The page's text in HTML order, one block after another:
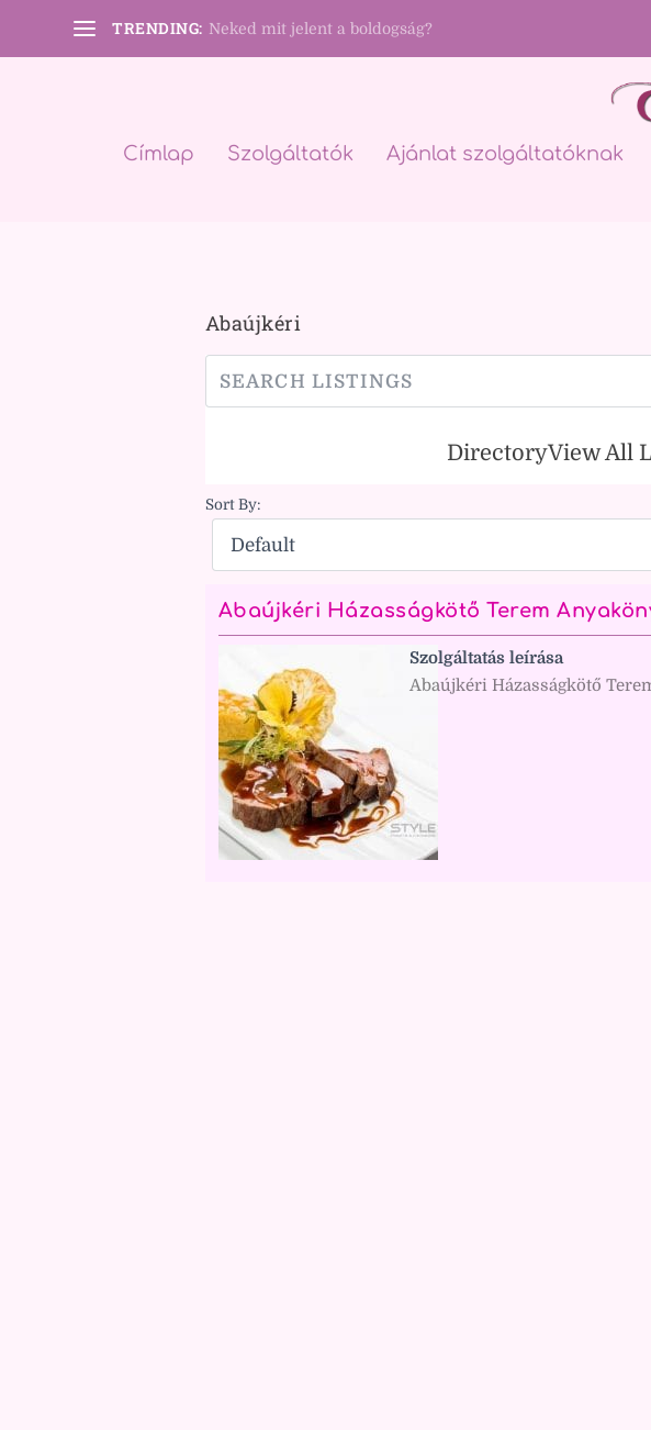
TRENDING: Neked mit jelent a boldogság?
Címlap Szolgáltatók Ajánlat szolgáltatóknak
Abaújkéri
DirectoryView All
Sort By:
Abaújkéri Házasságkötő Terem
Szolgáltatás leírása
Abaújkéri Házasságkötő